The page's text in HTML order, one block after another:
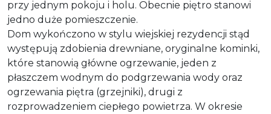
przy jednym pokoju i holu. Obecnie piętro stanowi
jedno duże pomieszczenie.
Dom wykończono w stylu wiejskiej rezydencji stąd
występują zdobienia drewniane, oryginalne kominki,
które stanowią główne ogrzewanie, jeden z
płaszczem wodnym do podgrzewania wody oraz
ogrzewania piętra (grzejniki), drugi z
rozprowadzeniem ciepłego powietrza. W okresie